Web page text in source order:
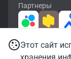
Партнеры
2026 © OF.RU |
Этот сайт